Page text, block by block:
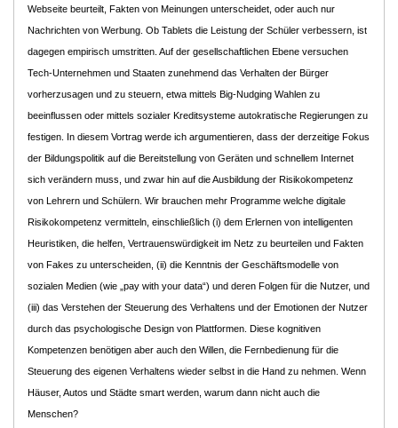
Webseite beurteilt, Fakten von Meinungen unterscheidet, oder auch nur
Nachrichten von Werbung. Ob Tablets die Leistung der Schüler verbessern, ist
dagegen empirisch umstritten. Auf der gesellschaftlichen Ebene versuchen
Tech-Unternehmen und Staaten zunehmend das Verhalten der Bürger
vorherzusagen und zu steuern, etwa mittels Big-Nudging Wahlen zu
beeinflussen oder mittels sozialer Kreditsysteme autokratische Regierungen zu
festigen. In diesem Vortrag werde ich argumentieren, dass der derzeitige Fokus
der Bildungspolitik auf die Bereitstellung von Geräten und schnellem Internet
sich verändern muss, und zwar hin auf die Ausbildung der Risikokompetenz
von Lehrern und Schülern. Wir brauchen mehr Programme welche digitale
Risikokompetenz vermitteln, einschließlich (i) dem Erlernen von intelligenten
Heuristiken, die helfen, Vertrauenswürdigkeit im Netz zu beurteilen und Fakten
von Fakes zu unterscheiden, (ii) die Kenntnis der Geschäftsmodelle von
sozialen Medien (wie „pay with your data“) und deren Folgen für die Nutzer, und
(iii) das Verstehen der Steuerung des Verhaltens und der Emotionen der Nutzer
durch das psychologische Design von Plattformen. Diese kognitiven
Kompetenzen benötigen aber auch den Willen, die Fernbedienung für die
Steuerung des eigenen Verhaltens wieder selbst in die Hand zu nehmen. Wenn
Häuser, Autos und Städte smart werden, warum dann nicht auch die
Menschen?